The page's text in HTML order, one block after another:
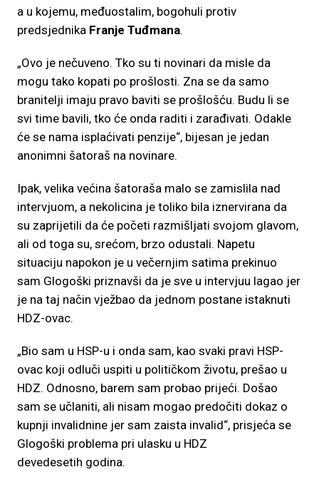
a u kojemu, međuostalim, bogohuli protiv
predsjednika Franje Tuđmana.
„Ovo je nečuveno. Tko su ti novinari da misle da
mogu tako kopati po prošlosti. Zna se da samo
branitelji imaju pravo baviti se prošlošću. Budu li se
svi time bavili, tko će onda raditi i zarađivati. Odakle
će se nama isplaćivati penzije“, bijesan je jedan
anonimni šatoraš na novinare.
Ipak, velika većina šatoraša malo se zamislila nad
intervjuom, a nekolicina je toliko bila iznervirana da
su zaprijetili da će početi razmišljati svojom glavom,
ali od toga su, srećom, brzo odustali. Napetu
situaciju napokon je u večernjim satima prekinuo
sam Glogoški priznavši da je sve u intervjuu lagao jer
je na taj način vježbao da jednom postane istaknuti
HDZ-ovac.
„Bio sam u HSP-u i onda sam, kao svaki pravi HSP-
ovac koji odluči uspiti u političkom životu, prešao u
HDZ. Odnosno, barem sam probao prijeći. Došao
sam se učlaniti, ali nisam mogao predočiti dokaz o
kupnji invalidnine jer sam zaista invalid“, prisjeća se
Glogoški problema pri ulasku u HDZ
devedesetih godina.